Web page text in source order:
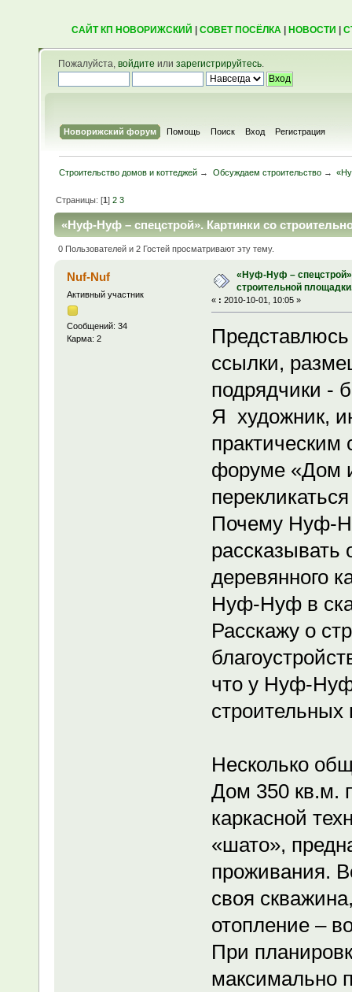
САЙТ КП НОВОРИЖСКИЙ СОВЕТ ПОСЁЛКА| НОВОСТИ
Пожалуйста, войдите или зарегистрируйтесь.
Новорижский форум Помощь Поиск Вход Регистрация
Строительство домов и коттеджей → Обсуждаем строительство→
Страницы: [1]2 3
«Нуф-Нуф – спецстрой». Картинки со
0 Пользователей и 2 Гостей просматривают эту тему.
Nuf-Nuf
Активный участник
Сообщений: 34
Карма: 2
«Нуф-Нуф –
строительной
« : 2010-10-01, 10:05 »
ссылки,
подрядчики -
Я художник,
форуме «Дом
Почему Нуф-
рассказывать
деревянного
Нуф-Нуф в
Расскажу о
что у Нуф-
Несколько
Дом 350 кв.м.
каркасной
«шато»,
проживания.
своя
отопление –
При
максимально